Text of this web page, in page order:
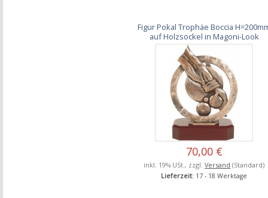
Figur Pokal Trophäe Boccia
auf Holzsockel in Magoni-Look
70,00 €
inkl. 19% USt., zzgl.Versand (Standard)
Lieferzeit: 17 - 18 Werktage